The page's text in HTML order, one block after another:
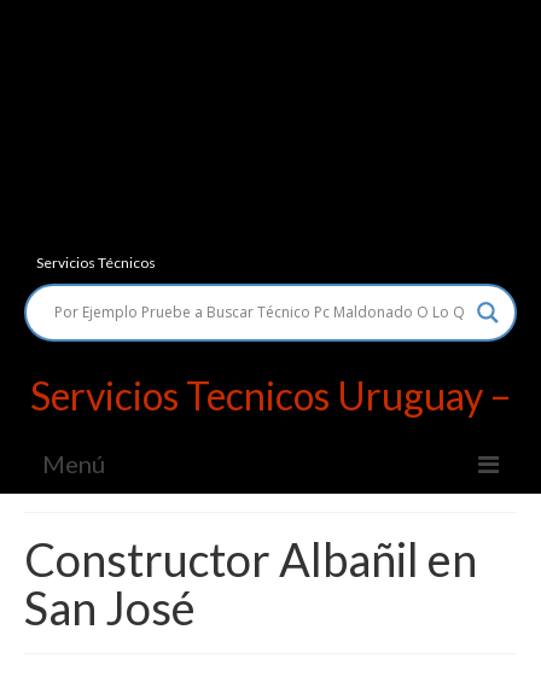
Servicios Técnicos
Servicios Tecnicos Uruguay –
Menú
Servicio Tecnico PC
Diseñador Web
Constructor Albañil en
San José